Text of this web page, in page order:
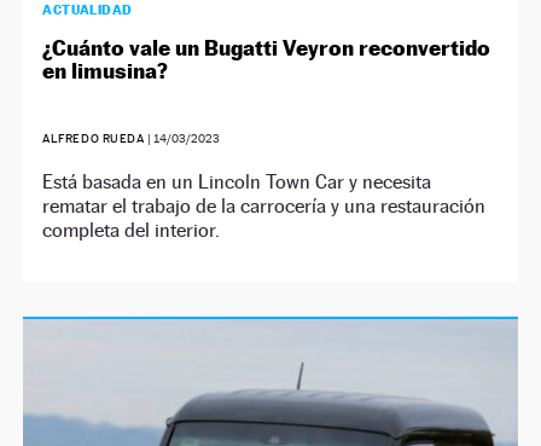
ACTUALIDAD
¿Cuánto vale un Bugatti Veyron reconvertido
en limusina?
ALFREDO RUEDA | 14/03/2023
Está basada en un Lincoln Town Car y necesita
rematar el trabajo de la carrocería y una restauración
completa del interior.